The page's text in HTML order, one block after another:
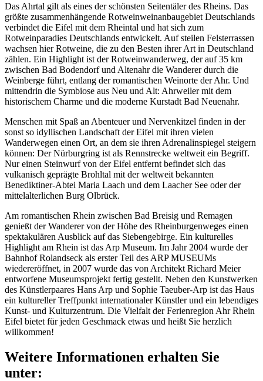
Das Ahrtal gilt als eines der schönsten Seitentäler des Rheins. Das
größte zusammenhängende Rotweinweinanbaugebiet Deutschlands
verbindet die Eifel mit dem Rheintal und hat sich zum
Rotweinparadies Deutschlands entwickelt. Auf steilen Felsterrassen
wachsen hier Rotweine, die zu den Besten ihrer Art in Deutschland
zählen. Ein Highlight ist der Rotweinwanderweg, der auf 35 km
zwischen Bad Bodendorf und Altenahr die Wanderer durch die
Weinberge führt, entlang der romantischen Weinorte der Ahr. Und
mittendrin die Symbiose aus Neu und Alt: Ahrweiler mit dem
historischem Charme und die moderne Kurstadt Bad Neuenahr.
Menschen mit Spaß an Abenteuer und Nervenkitzel finden in der
sonst so idyllischen Landschaft der Eifel mit ihren vielen
Wanderwegen einen Ort, an dem sie ihren Adrenalinspiegel steigern
können: Der Nürburgring ist als Rennstrecke weltweit ein Begriff.
Nur einen Steinwurf von der Eifel entfernt befindet sich das
vulkanisch geprägte Brohltal mit der weltweit bekannten
Benediktiner-Abtei Maria Laach und dem Laacher See oder der
mittelalterlichen Burg Olbrück.
Am romantischen Rhein zwischen Bad Breisig und Remagen
genießt der Wanderer von der Höhe des Rheinburgenweges einen
spektakulären Ausblick auf das Siebengebirge. Ein kulturelles
Highlight am Rhein ist das Arp Museum. Im Jahr 2004 wurde der
Bahnhof Rolandseck als erster Teil des ARP MUSEUMs
wiedereröffnet, in 2007 wurde das von Architekt Richard Meier
entworfene Museumsprojekt fertig gestellt. Neben den Kunstwerken
des Künstlerpaares Hans Arp und Sophie Taeuber-Arp ist das Haus
ein kultureller Treffpunkt internationaler Künstler und ein lebendiges
Kunst- und Kulturzentrum. Die Vielfalt der Ferienregion Ahr Rhein
Eifel bietet für jeden Geschmack etwas und heißt Sie herzlich
willkommen!
Weitere Informationen erhalten Sie
unter: